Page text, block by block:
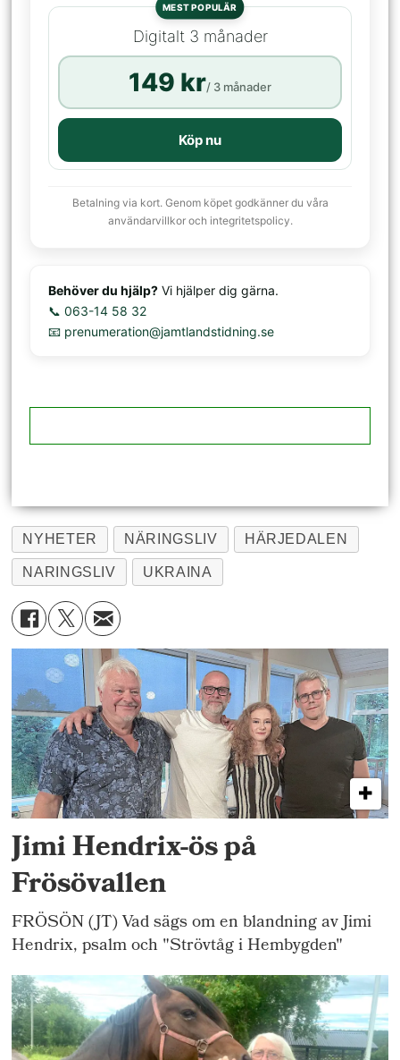
MEST POPULÄR
Digitalt 3 månader
149 kr/ 3 månader
Köp nu
Betalning via kort. Genom köpet godkänner du våra
användarvillkor och integritetspolicy.
Behöver du hjälp? Vi hjälper dig gärna.
📞 063-14 58 32
📧 prenumeration@jamtlandstidning.se
NYHETER NÄRINGSLIV HÄRJEDALEN
NARINGSLIV UKRAINA
Jimi Hendrix-ös på
Frösövallen
FRÖSÖN (JT) Vad sägs om en blandning av Jimi
Hendrix, psalm och "Strövtåg i Hembygden"